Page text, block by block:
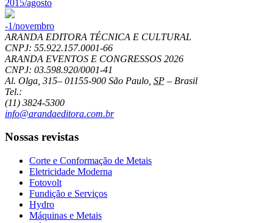
2015/agosto
-1/novembro
ARANDA EDITORA TÉCNICA E CULTURAL
CNPJ: 55.922.157.0001-66
ARANDA EVENTOS E CONGRESSOS 2026
CNPJ: 03.598.920/0001-41
Al. Olga, 315– 01155-900 São Paulo SP – Brasil
Tel.:
(11) 3824-5300
info@arandaeditora.com.br
Nossas revistas
Corte e Conformação de Metais
Eletricidade Moderna
Fotovolt
Fundição e Serviços
Hydro
Máquinas e Metais